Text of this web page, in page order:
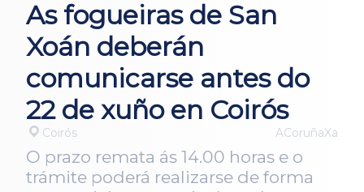
As fogueiras de San
Xoán deberán
comunicarse antes do
22 de xuño en Coirós
Coirós ACoruñaXa
O prazo remata ás 14.00 horas e o
trámite poderá realizarse de forma